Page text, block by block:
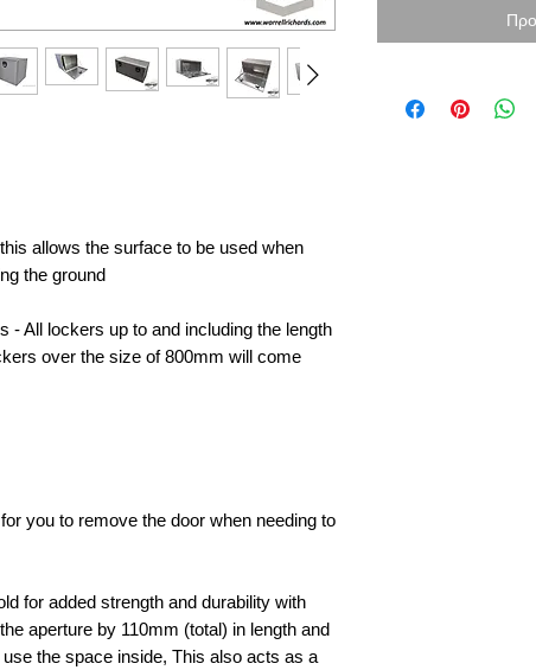
allows the surface to be used when
the ground
- All lockers up to and including the length
over the size of 800mm will come
you to remove the door when needing to
for added strength and durability with
aperture by 110mm (total) in length and
the space inside, This also acts as a